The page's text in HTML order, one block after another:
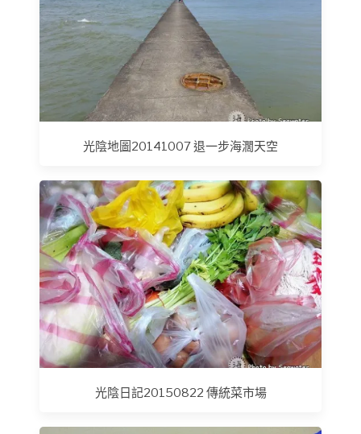
光陰地圖20141007 退一步海濶天空
光陰日記20150822 傳統菜市場